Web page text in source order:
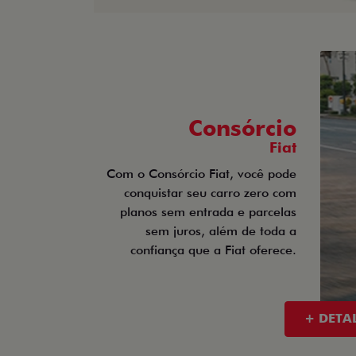
Consórcio
Fiat
Com o Consórcio Fiat, você pode
conquistar seu carro zero com
planos sem entrada e parcelas
sem juros, além de toda a
confiança que a Fiat oferece.
+